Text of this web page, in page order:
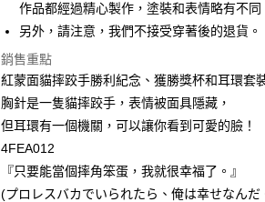
付款後全家取貨
每筆NT$60
付款後萊爾富取貨
每筆NT$60
付款後7-11取貨
每筆NT$60
宅配
作品都經過精心製作，塗裝和表情略有不同
另外，請注意，我們不接受穿著後的退貨。
銷售重點
紅蒙面貓摔跤手勝利紀念、獲勝獎杯和耳環套
胸針是一隻貓摔跤手，表情被面具隱藏，
但耳環有一個機關，可以讓你看到可愛的臉！
4FEA012
『只要能當個摔角笨蛋，我就很幸福了。』
(プロレスバカでいられたら、俺は幸せなんだ